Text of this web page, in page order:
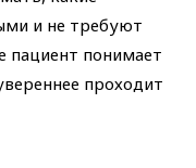
и не требуют
понимает
проходит